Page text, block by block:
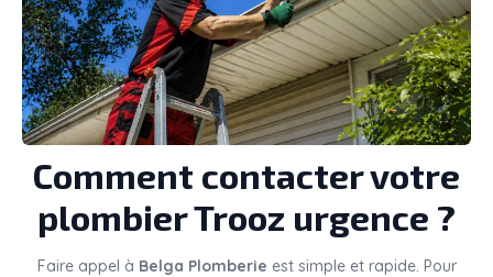
Comment contacter votre
plombier Trooz urgence ?
Faire appel à Belga Plomberie est simple et rapide. Pour